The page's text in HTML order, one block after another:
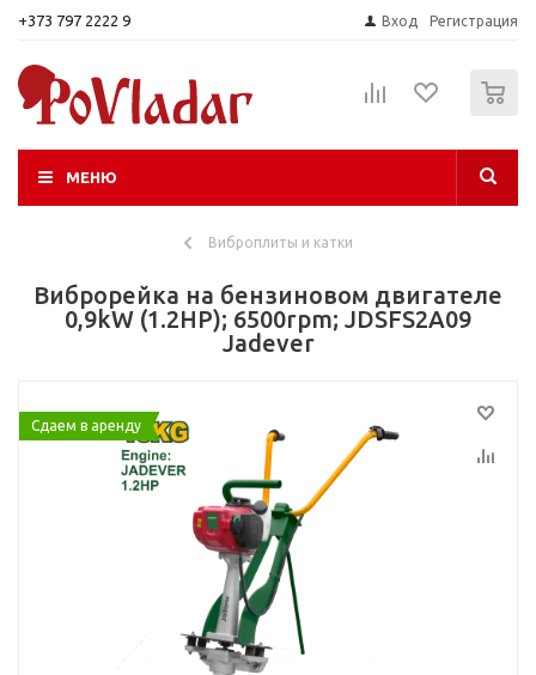
+373 797 2222 9 Вход Регистрация
МЕНЮ
Виброплиты и катки
Виброрейка на бензиновом двигателе
0,9kW (1.2HP); 6500rpm; JDSFS2A09
Jadever
Сдаем в аренду